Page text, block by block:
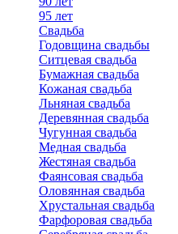
95 лет
Свадьба
Годовщина свадьбы
Ситцевая свадьба
Бумажная свадьба
Кожаная свадьба
Льняная свадьба
Деревянная свадьба
Чугунная свадьба
Медная свадьба
Жестяная свадьба
Фаянсовая свадьба
Оловянная свадьба
Хрустальная свадьба
Фарфоровая свадьба